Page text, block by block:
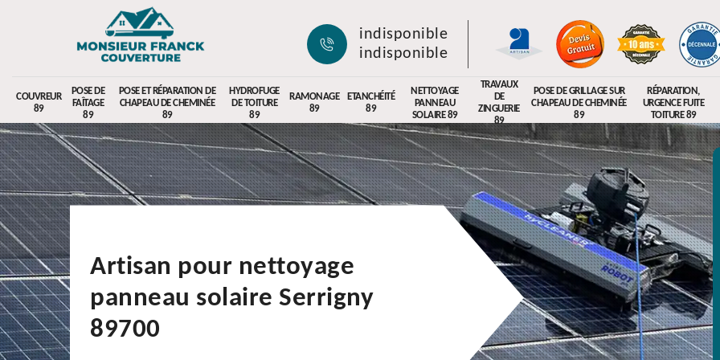
indisponible
indisponible
COUVREUR
89
POSE DE
FAÎTAGE
89
POSE ET RÉPARATION DE
CHAPEAU DE CHEMINÉE
89
HYDROFUGE
DE TOITURE
89
RAMONAGE
89
ETANCHÉITÉ
89
NETTOYAGE
PANNEAU
SOLAIRE 89
TRAVAUX
DE
ZINGUERIE
89
POSE DE GRILLAGE SUR
CHAPEAU DE CHEMINÉE
89
RÉPARATION,
URGENCE FUITE
TOITURE 89
Artisan pour nettoyage
panneau solaire Serrigny
89700